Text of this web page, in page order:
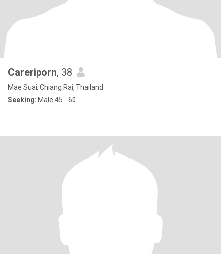
Careriporn, 38
Mae Suai, Chiang Rai, Thailand
Seeking: Male 45 - 60